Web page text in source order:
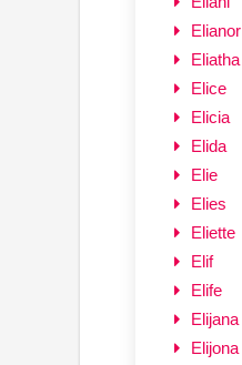
Elianor
Eliatha
Elice
Elicia
Elida
Elie
Elies
Eliette
Elif
Elife
Elijana
Elijona